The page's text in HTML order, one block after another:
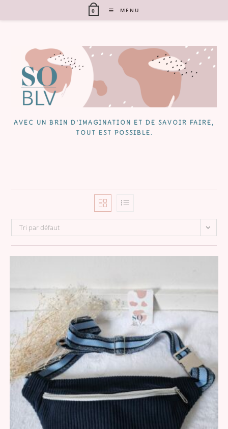
to
0 MENU
AVEC UN BRIN D'IMAGINATION ET DE SAVOIR FAIRE,
TOUT EST POSSIBLE.
Tri par défaut